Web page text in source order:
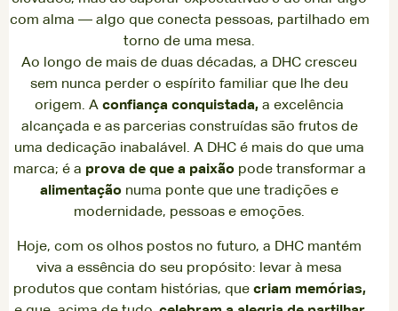
com alma — algo que conecta pessoas, partilhado em
torno de uma mesa.
Ao longo de mais de duas décadas, a DHC cresceu
sem nunca perder o espírito familiar que lhe deu
origem. Aconfiança conquistada, a excelência
alcançada e as parcerias construídas são frutos de
uma dedicação inabalável. A DHC é mais do que uma
marca; é a prova de que a paixãopode transformar a
alimentação numa ponte que une tradições e
modernidade, pessoas e emoções.
Hoje, com os olhos postos no futuro, a DHC mantém
viva a essência do seu propósito: levar à mesa
produtos que contam histórias, que criam memórias,